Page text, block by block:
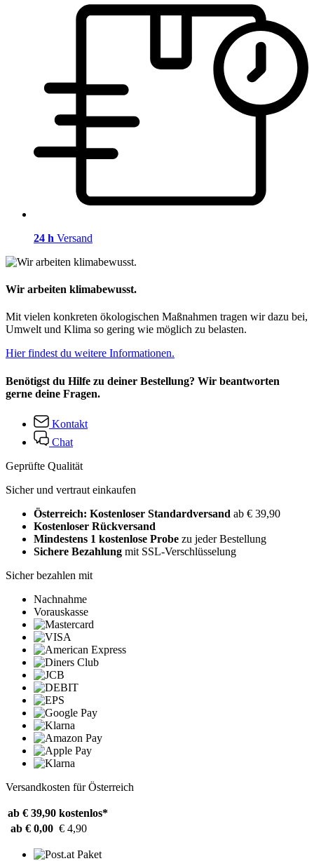
24 h Versand
Wir arbeiten klimabewusst.
Mit vielen konkreten ökologischen Maßnahmen tragen wir dazu bei,
Umwelt und Klima so gering wie möglich zu belasten.
Hier findest du weitere Informationen.
Benötigst du Hilfe zu deiner Bestellung? Wir beantworten
gerne deine Fragen.
Kontakt
Chat
Geprüfte Qualität
Sicher und vertraut einkaufen
Österreich: Kostenloser Standardversand ab € 39,90
Kostenloser Rückversand
Mindestens 1 kostenlose Probe zu jeder Bestellung
Sichere Bezahlung mit SSL-Verschlüsselung
Sicher bezahlen mit
Nachnahme
Vorauskasse
Versandkosten für Österreich
ab € 39,90 kostenlos*
ab € 0,00 € 4,90